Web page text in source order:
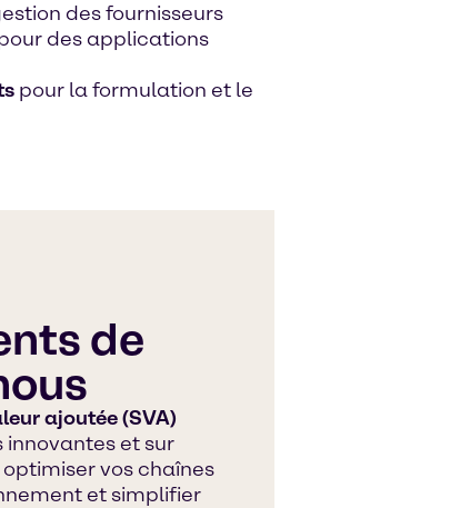
des fournisseurs
des applications
pour la formulation et le
de
ajoutée (SVA)
innovantes et sur
vos chaînes
et simplifier